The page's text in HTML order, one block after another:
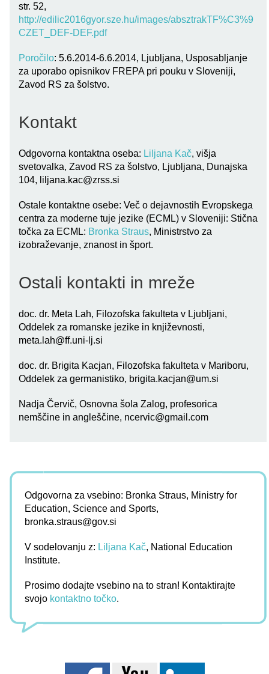
str. 52,
http://edilic2016gyor.sze.hu/images/absztrakTF%C3%9
CZET_DEF-DEF.pdf
Poročilo: 5.6.2014-6.6.2014, Ljubljana, Usposabljanje
za uporabo opisnikov FREPA pri pouku v Sloveniji,
Zavod RS za šolstvo.
Kontakt
Odgovorna kontaktna oseba: Liljana Kač, višja
svetovalka, Zavod RS za šolstvo, Ljubljana, Dunajska
104, liljana.kac@zrss.si
Ostale kontaktne osebe: Več o dejavnostih Evropskega
centra za moderne tuje jezike (ECML) v Sloveniji: Stična
točka za ECML: Bronka Straus, Ministrstvo za
izobraževanje, znanost in šport.
Ostali kontakti in mreže
doc. dr. Meta Lah, Filozofska fakulteta v Ljubljani,
Oddelek za romanske jezike in književnosti,
meta.lah@ff.uni-lj.si
doc. dr. Brigita Kacjan, Filozofska fakulteta v Mariboru,
Oddelek za germanistiko, brigita.kacjan@um.si
Nadja Červič, Osnovna šola Zalog, profesorica
nemščine in angleščine, ncervic@gmail.com
Odgovorna za vsebino: Bronka Straus, Ministry for
Education, Science and Sports,
bronka.straus@gov.si
V sodelovanju z: Liljana Kač, National Education
Institute.
Prosimo dodajte vsebino na to stran! Kontaktirajte
svojo kontaktno točko.